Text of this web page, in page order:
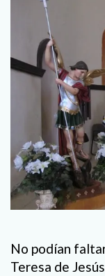
No podían
Teresa de